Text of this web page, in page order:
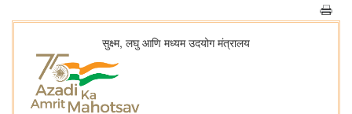
सुक्ष्म, लघु आणि मध्यम उदयोग मंत्रालय